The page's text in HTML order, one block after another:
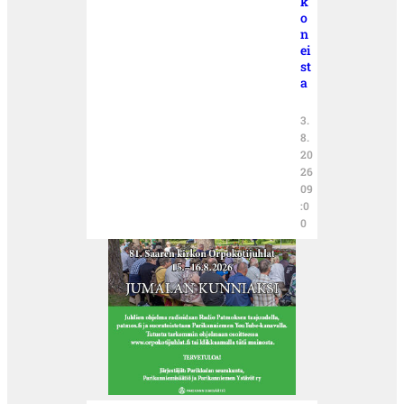
o
n
ei
st
a
3.
8.
20
26
09
:0
0